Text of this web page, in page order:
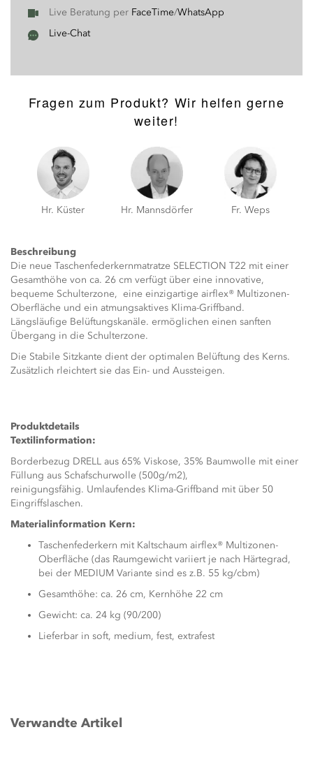
Live Beratung per FaceTime/WhatsApp
Live-Chat
Fragen zum Produkt? Wir helfen gerne
weiter!
Hr. Küster Hr. Mannsdörfer Fr. Weps
Beschreibung
Die neue Taschenfederkernmatratze SELECTION T22 mit einer
Gesamthöhe von ca. 26 cm verfügt über eine innovative,
bequeme Schulterzone, eine einzigartige airflex® Multizonen-
Oberfläche und ein atmungsaktives Klima-Griffband.
Längsläufige Belüftungskanäle. ermöglichen einen sanften
Übergang in die Schulterzone.
Die Stabile Sitzkante dient der optimalen Belüftung des Kerns.
Zusätzlich rleichtert sie das Ein- und Aussteigen.
Produktdetails
Textilinformation:
Borderbezug DRELL aus 65% Viskose, 35% Baumwolle mit einer
Füllung aus Schafschurwolle (500g/m2),
reinigungsfähig. Umlaufendes Klima-Griffband mit über 50
Eingriffslaschen.
Materialinformation Kern:
Taschenfederkern mit Kaltschaum airflex® Multizonen-
Oberfläche (das Raumgewicht variiert je nach Härtegrad,
bei der MEDIUM Variante sind es z.B. 55 kg/cbm)
Gesamthöhe: ca. 26 cm, Kernhöhe 22 cm
Gewicht: ca. 24 kg (90/200)
Lieferbar in soft, medium, fest, extrafest
Verwandte Artikel